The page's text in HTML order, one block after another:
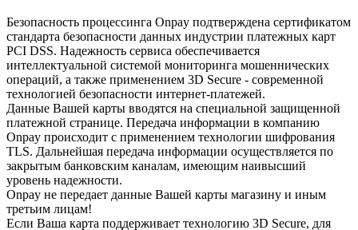
Безопасность процессинга Onpay подтверждена сертификатом
стандарта безопасности данных индустрии платежных карт
PCI DSS. Надежность сервиса обеспечивается
интеллектуальной системой мониторинга мошеннических
операций, а также применением 3D Secure - современной
технологией безопасности интернет-платежей.
Данные Вашей карты вводятся на специальной защищенной
платежной странице. Передача информации в компанию
Onpay происходит с применением технологии шифрования
TLS. Дальнейшая передача информации осуществляется по
закрытым банковским каналам, имеющим наивысший
уровень надежности.
Onpay не передает данные Вашей карты магазину и иным
третьим лицам!
Если Ваша карта поддерживает технологию 3D Secure, для